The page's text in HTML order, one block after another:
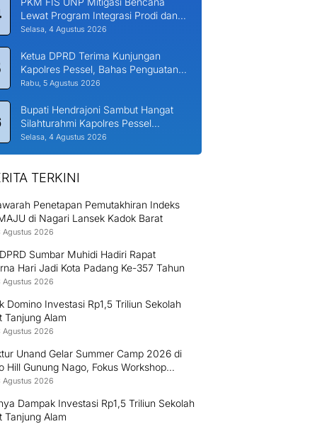
Lewat Program Integrasi Prodi dan
Nagari di Padang Laweh Malalo
Selasa, 4 Agustus 2026
Ketua DPRD Terima Kunjungan
Kapolres Pessel, Bahas Penguatan
Kerjasama Hankamtibmas
Rabu, 5 Agustus 2026
Bupati Hendrajoni Sambut Hangat
Silahturahmi Kapolres Pessel
Bersama PJU
Selasa, 4 Agustus 2026
TERKINI
Penetapan Pemutakhiran Indeks
di Nagari Lansek Kadok Barat
Agustus 2026
Sumbar Muhidi Hadiri Rapat
Hari Jadi Kota Padang Ke-357 Tahun
Agustus 2026
Domino Investasi Rp1,5 Triliun Sekolah
Tanjung Alam
Agustus 2026
Unand Gelar Summer Camp 2026 di
Hill Gunung Nago, Fokus Workshop
Bambu dan Huntap Kayu
Agustus 2026
Dampak Investasi Rp1,5 Triliun Sekolah
Tanjung Alam